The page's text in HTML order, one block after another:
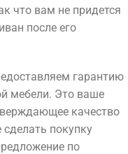
что вам не придется
после его
гарантию
мебели. Это ваше
качество
покупку
по